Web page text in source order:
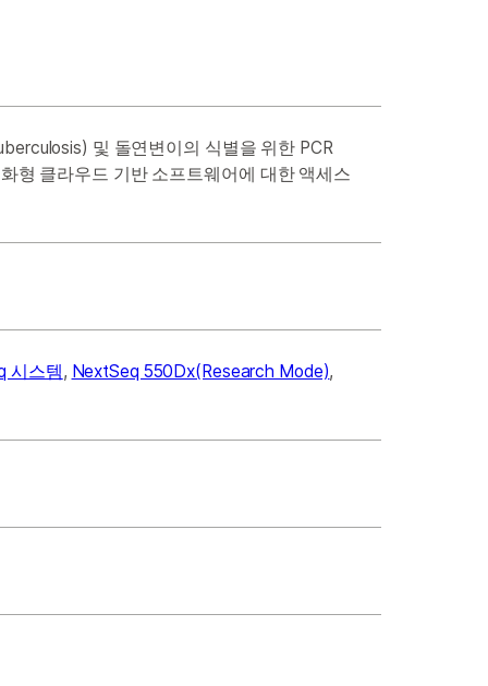
및 돌연변이의 식별을 위한 PCR
형 클라우드 기반 소프트웨어에 대한 액세스
시스템, NextSeq 550Dx(Research Mode),